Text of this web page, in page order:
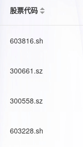
股票代码
603816.sh
300661.sz
300558.sz
603228.sh